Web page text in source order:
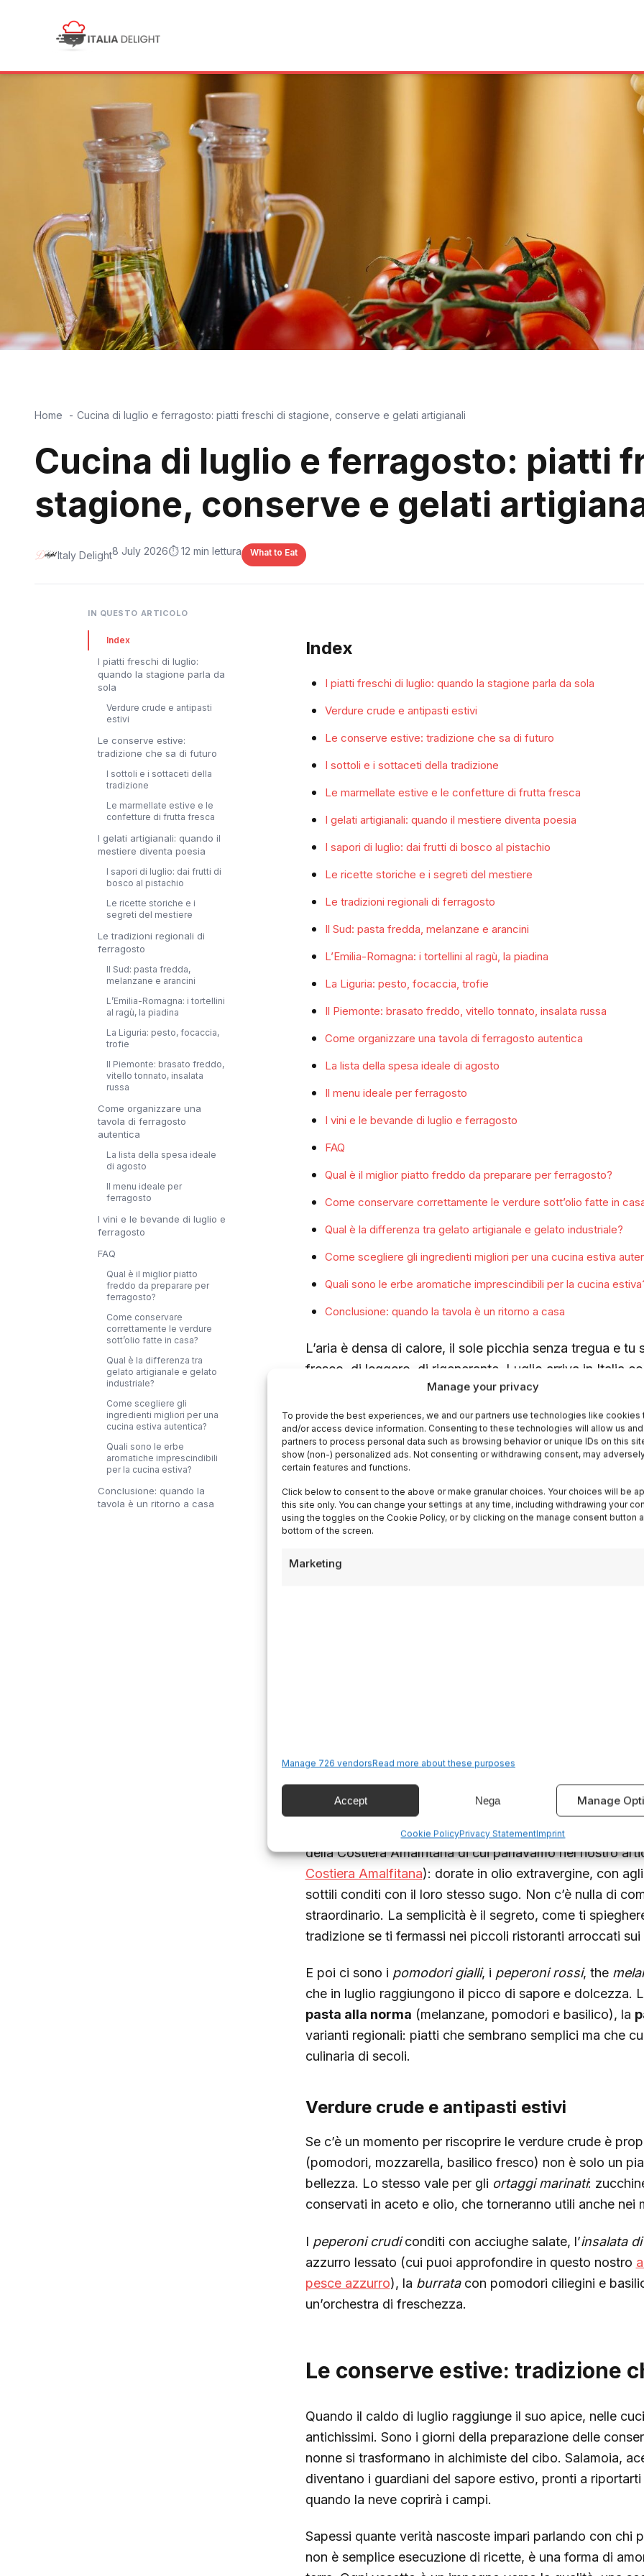
Manage your privacy
To provide the best experiences, we and our partners use technologies like cookies
and/or access device information. Consenting to these technologies will allow us
partners to process personal data such as browsing behavior or unique IDs on this
show (non-) personalized ads. Not consenting or withdrawing consent, may
certain features and functions.
Click below to consent to the above or make granular choices. Your choices will be
this site only. You can change your settings at any time, including withdrawing your
using the toggles on the Cookie Policy, or by clicking on the manage consent button
bottom of the screen.
Marketing
Manage 726 vendorsRead more about these purposes
Accept Nega Manage
Cookie PolicyPrivacy StatementImprint
Home Cucina di luglio e ferragosto: piatti freschi di stagione, conserve e gelati artigianali
Cucina di luglio e ferragosto: piatti
stagione, conserve e gelati
Italy Delight8 July 2026⏱️ 12 min lettura What to Eat
IN QUESTO ARTICOLO
Index
I piatti freschi di luglio:
quando la stagione parla da
sola
Verdure crude e antipasti
estivi
Le conserve estive:
tradizione che sa di futuro
I sottoli e i sottaceti della
tradizione
Le marmellate estive e le
confetture di frutta fresca
I gelati artigianali: quando il
mestiere diventa poesia
I sapori di luglio: dai frutti di
bosco al pistachio
Le ricette storiche e i
segreti del mestiere
Le tradizioni regionali di
ferragosto
Il Sud: pasta fredda,
melanzane e arancini
L’Emilia-Romagna: i tortellini
al ragù, la piadina
La Liguria: pesto, focaccia,
trofie
Il Piemonte: brasato freddo,
vitello tonnato, insalata
russa
Come organizzare una
tavola di ferragosto
autentica
La lista della spesa ideale
di agosto
Il menu ideale per
ferragosto
I vini e le bevande di luglio e
ferragosto
FAQ
Qual è il miglior piatto
freddo da preparare per
ferragosto?
Come conservare
correttamente le verdure
sott’olio fatte in casa?
Qual è la differenza tra
gelato artigianale e gelato
industriale?
Come scegliere gli
ingredienti migliori per una
cucina estiva autentica?
Quali sono le erbe
aromatiche imprescindibili
per la cucina estiva?
Conclusione: quando la
tavola è un ritorno a casa
Index
I piatti freschi di luglio: quando la stagione parla da sola
Verdure crude e antipasti estivi
Le conserve estive: tradizione che sa di futuro
I sottoli e i sottaceti della tradizione
Le marmellate estive e le confetture di frutta fresca
I gelati artigianali: quando il mestiere diventa poesia
I sapori di luglio: dai frutti di bosco al pistachio
Le ricette storiche e i segreti del mestiere
Le tradizioni regionali di ferragosto
Il Sud: pasta fredda, melanzane e arancini
L’Emilia-Romagna: i tortellini al ragù, la piadina
La Liguria: pesto, focaccia, trofie
Il Piemonte: brasato freddo, vitello tonnato, insalata russa
Come organizzare una tavola di ferragosto autentica
La lista della spesa ideale di agosto
Il menu ideale per ferragosto
I vini e le bevande di luglio e ferragosto
FAQ
Qual è il miglior piatto freddo da preparare per ferragosto?
Come conservare correttamente le verdure sott’olio fatte in
Qual è la differenza tra gelato artigianale e gelato industriale?
Come scegliere gli ingredienti migliori per una cucina estiva
Quali sono le erbe aromatiche imprescindibili per la cucina
Conclusione: quando la tavola è un ritorno a casa
L’aria è densa di calore, il sole picchia senza tregua e tu
fresco, di leggero, di rigenerante. Luglio arriva in Italia
trasformata: scompaiono i piatti ricchi e pesanti,
intensi e quel profumo di acqua fredda che sa di mare e
in cui la cucina italiana si reinventa, seguendo il ritmo
ogni regione custodisce gelosamente.
Ferragosto non è solo una festa, è uno stato d’animo:
riunione intorno a una tavola dove il cibo diventa il
promesse. In questo articolo, ti guideremo attraverso i
italiana, dalle conserve tramandate dalle nonne ai gelati
raccontano storie di mestiere e passione.
I piatti freschi di luglio: quando
Non è una scelta casuale che luglio sia il mese dei
cucina italiana estiva nasce dall’osservazione della
salgono, il corpo ha bisogno di idratazione, di verdure
affaticano la digestione. È in questo mese che scopri il
“cucina di stagione”
Le zucchine giovani, appena colte, si trasformano in
della Costiera Amalfitana di cui parlavamo nel nostro
Costiera Amalfitana): dorate in olio extravergine, con
sottili conditi con il loro stesso sugo. Non c’è nulla di
straordinario. La semplicità è il segreto, come ti
tradizione se ti fermassi nei piccoli ristoranti arroccati
E poi ci sono i pomodori gialli, i peperoni rossi, the
che in luglio raggiungono il picco di sapore e dolcezza.
pasta alla norma (melanzane, pomodori e basilico), la
varianti regionali: piatti che sembrano semplici ma che
culinaria di secoli.
Verdure crude e antipasti estivi
Se c’è un momento per riscoprire le verdure crude è
(pomodori, mozzarella, basilico fresco) non è solo un
bellezza. Lo stesso vale per gli ortaggi marinati:
conservati in aceto e olio, che torneranno utili anche nei
I peperoni crudiconditi con acciughe salate, l’insalata
azzurro lessato (cui puoi approfondire in questo nostro
pesce azzurro), la burratacon pomodori ciliegini e
un’orchestra di freschezza.
Le conserve estive: tradizione
Quando il caldo di luglio raggiunge il suo apice, nelle
antichissimi. Sono i giorni della preparazione delle
nonne si trasformano in alchimiste del cibo. Salamoia,
diventano i guardiani del sapore estivo, pronti a
quando la neve coprirà i campi.
Sapessi quante verità nascoste impari parlando con chi
non è semplice esecuzione di ricette, è una forma di